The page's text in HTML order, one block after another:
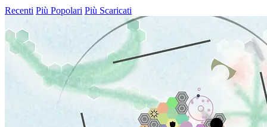
Recenti Più Popolari Più Scaricati